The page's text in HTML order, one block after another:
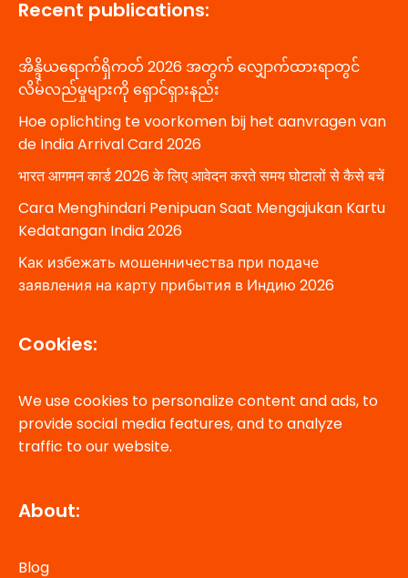
Recent publications:
အိန္ဒိယရောက်ရှိကတ် 2026 အတွက် လျှောက်ထားရာတွင်
လိမ်လည်မှုများကို ရှောင်ရှားနည်း
Hoe oplichting te voorkomen bij het aanvragen van
de India Arrival Card 2026
भारत आगमन कार्ड 2026 के लिए आवेदन करते समय घोटालों से कैसे बचें
Cara Menghindari Penipuan Saat Mengajukan Kartu
Kedatangan India 2026
Как избежать мошенничества при подаче
заявления на карту прибытия в Индию 2026
Cookies:
We use cookies to personalize content and ads, to
provide social media features, and to analyze
traffic to our website.
About:
Blog